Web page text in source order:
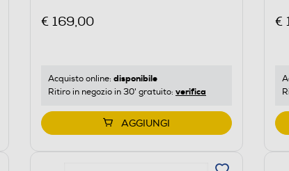
€ 169,00
Acquisto online: disponibile
Ritiro in negozio in 30' gratuito: verifica
AGGIUNGI
€